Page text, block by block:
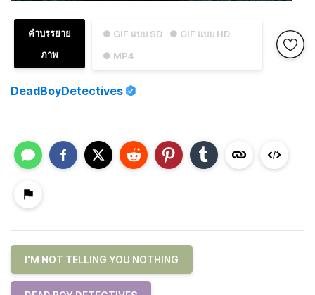
● GIF แบบ SD
● GIF แบบ HD
● MP4
คำบรรยาย
ภาพ
DeadBoyDetectives
I'M NOT TELLING YOU NOTHING